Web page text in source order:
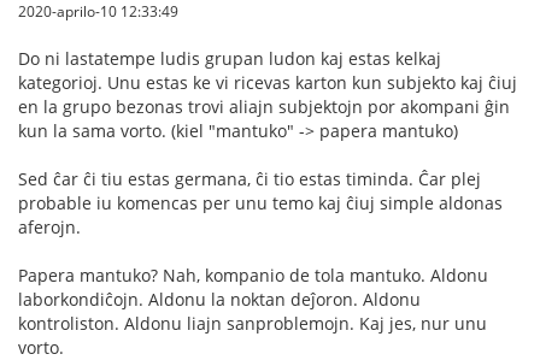
2020-aprilo-10 12:33:49
Do ni lastatempe ludis grupan ludon kaj estas kelkaj
kategorioj. Unu estas ke vi ricevas karton kun subjekto kaj ĉiuj
en la grupo bezonas trovi aliajn subjektojn por akompani ĝin
kun la sama vorto. (kiel "mantuko" -> papera mantuko)
Sed ĉar ĉi tiu estas germana, ĉi tio estas timinda. Ĉar plej
probable iu komencas per unu temo kaj ĉiuj simple aldonas
aferojn.
Papera mantuko? Nah, kompanio de tola mantuko. Aldonu
laborkondiĉojn. Aldonu la noktan deĵoron. Aldonu
kontroliston. Aldonu liajn sanproblemojn. Kaj jes, nur unu
vorto.